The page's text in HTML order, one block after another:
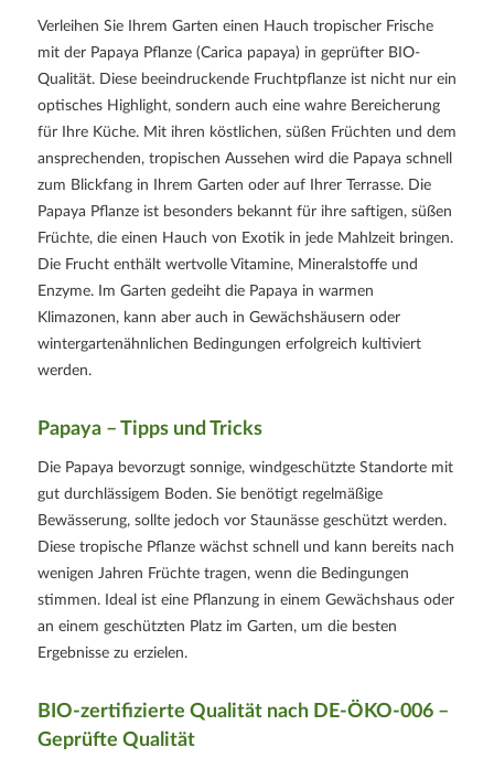
Verleihen Sie Ihrem Garten einen Hauch tropischer Frische
mit der Papaya Pflanze (Carica papaya) in geprüfter BIO-
Qualität. Diese beeindruckende Fruchtpflanze ist nicht nur ein
optisches Highlight, sondern auch eine wahre Bereicherung
für Ihre Küche. Mit ihren köstlichen, süßen Früchten und dem
ansprechenden, tropischen Aussehen wird die Papaya schnell
zum Blickfang in Ihrem Garten oder auf Ihrer Terrasse. Die
Papaya Pflanze ist besonders bekannt für ihre saftigen, süßen
Früchte, die einen Hauch von Exotik in jede Mahlzeit bringen.
Die Frucht enthält wertvolle Vitamine, Mineralstoffe und
Enzyme. Im Garten gedeiht die Papaya in warmen
Klimazonen, kann aber auch in Gewächshäusern oder
wintergartenähnlichen Bedingungen erfolgreich kultiviert
werden.
Papaya – Tipps und Tricks
Die Papaya bevorzugt sonnige, windgeschützte Standorte mit
gut durchlässigem Boden. Sie benötigt regelmäßige
Bewässerung, sollte jedoch vor Staunässe geschützt werden.
Diese tropische Pflanze wächst schnell und kann bereits nach
wenigen Jahren Früchte tragen, wenn die Bedingungen
stimmen. Ideal ist eine Pflanzung in einem Gewächshaus oder
an einem geschützten Platz im Garten, um die besten
Ergebnisse zu erzielen.
BIO-zertifizierte Qualität nach DE-ÖKO-006 –
Geprüfte Qualität